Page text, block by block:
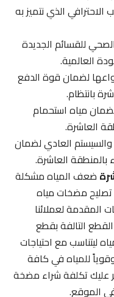
الذي نتميز به
للقسائم الجديدة
العالمية.
لضمان قوة الدفع
بانتظام.
مياه استحمام
العادي لضمان
العاشرة.
ضعف المياه مشكلة
مضخات مياه
لعملائنا
التالفة بقطع
ليتناسب مع احتياجات
للمياه في كافة
عليك تكلفة شراء مضخة